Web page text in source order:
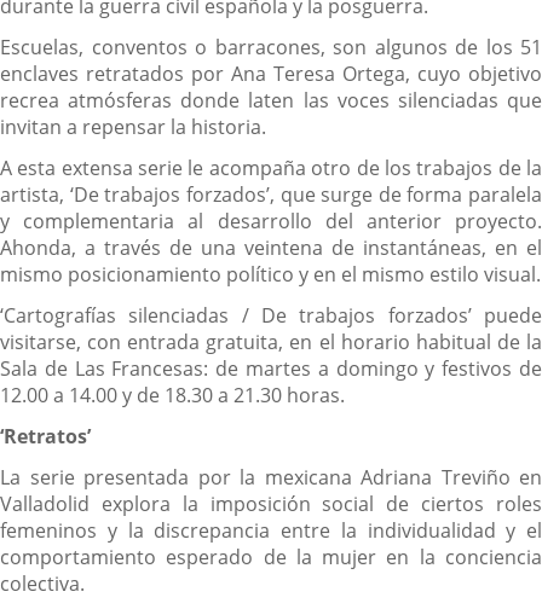
durante la guerra civil española y la posguerra.
Escuelas, conventos o barracones, son algunos de los 51
enclaves retratados por Ana Teresa Ortega, cuyo objetivo
recrea atmósferas donde laten las voces silenciadas que
invitan a repensar la historia.
A esta extensa serie le acompaña otro de los trabajos de la
artista, ‘De trabajos forzados’, que surge de forma paralela
y complementaria al desarrollo del anterior proyecto.
Ahonda, a través de una veintena de instantáneas, en el
mismo posicionamiento político y en el mismo estilo visual.
‘Cartografías silenciadas / De trabajos forzados’ puede
visitarse, con entrada gratuita, en el horario habitual de la
Sala de Las Francesas: de martes a domingo y festivos de
12.00 a 14.00 y de 18.30 a 21.30 horas.
‘Retratos’
La serie presentada por la mexicana Adriana Treviño en
Valladolid explora la imposición social de ciertos roles
femeninos y la discrepancia entre la individualidad y el
comportamiento esperado de la mujer en la conciencia
colectiva.